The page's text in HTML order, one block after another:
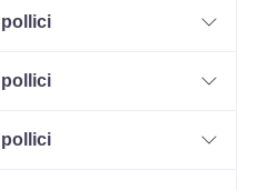
pollici
pollici
pollici